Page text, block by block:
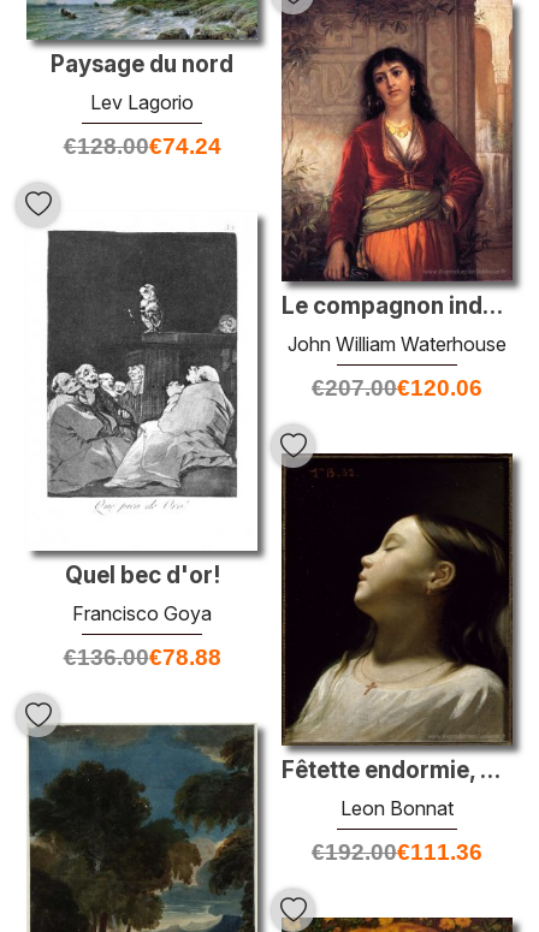
Paysage du nord
Lev Lagorio
€128.00€74.24
Le compagnon indésirable (une scène de rue au Caire)
John William Waterhouse
€207.00€120.06
Quel bec d'or!
Francisco Goya
€136.00€78.88
Fêtette endormie, Détail
Leon Bonnat
€192.00€111.36